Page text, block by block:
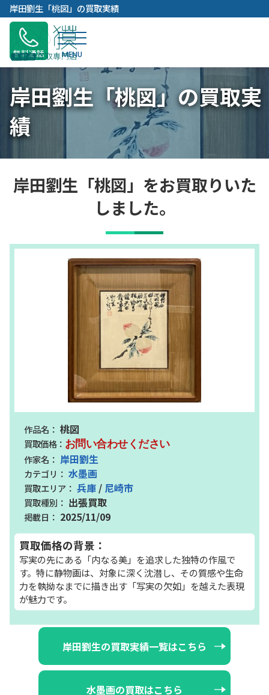
容
キ
プ
岸田劉生「桃図」の買取実績
無料通話
岸田劉生「桃図」の買取実
績
岸田劉生「桃図」をお買取りいた
しました。
桃図
お問い合わせください
岸田劉生
水墨画
兵庫 / 尼崎市
出張買取
2025/11/09
買取価格の背景：
写実の先にある「内なる美」を追求した独特の作風で
す。特に静物画は、対象に深く沈潜し、その質感や生命
力を執拗なまでに描き出す「写実の欠如」を越えた表現
が魅力です。
岸田劉生の買取実績一覧はこちら
水墨画の買取はこちら